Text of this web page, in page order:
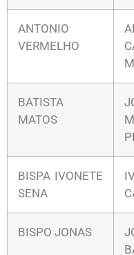
ANTONIO
VERMELHO
BATISTA
MATOS
BISPA IVONETE
SENA
BISPO JONAS